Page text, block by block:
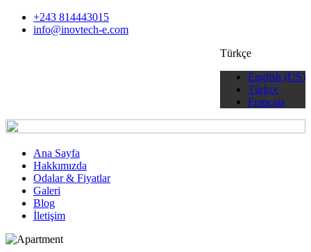
+243 814443015
info@inovtech-e.com
Türkçe
English (US)
Türkçe
Français
Ana Sayfa
Hakkımızda
Odalar & Fiyatlar
Galeri
Blog
İletişim